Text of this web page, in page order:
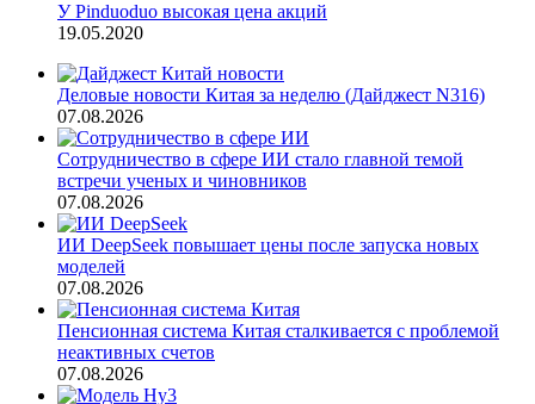
У Pinduoduo высокая цена акций
19.05.2020
Деловые новости Китая за неделю (Дайджест N316)
07.08.2026
Сотрудничество в сфере ИИ стало главной темой
встречи ученых и чиновников
07.08.2026
ИИ DeepSeek повышает цены после запуска новых
моделей
07.08.2026
Пенсионная система Китая сталкивается с проблемой
неактивных счетов
07.08.2026